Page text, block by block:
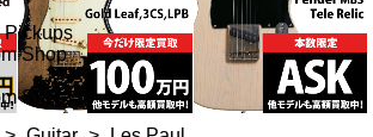
Pickups
Shop
Shop